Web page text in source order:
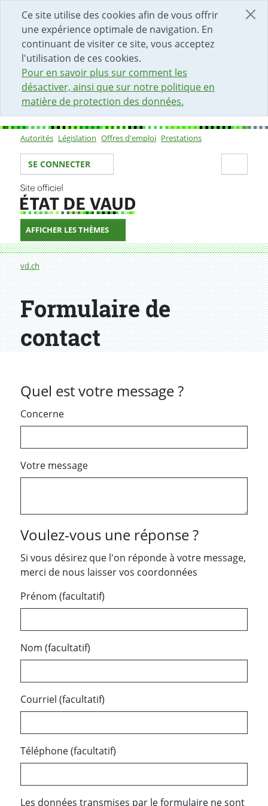
Ce site utilise des cookies afin de vous offrir
une expérience optimale de navigation. En
continuant de visiter ce site, vous acceptez
l'utilisation de ces cookies.
Pour en savoir plus sur comment les
désactiver, ainsi que sur notre politique en
matière de protection des données.
DÉBUT DU CONTENU DE LA PAGE
ACCÈS AU CHAMP DE RECHERCHE
PAGE D'ACCUEIL
FORMULAIRE DE CONTACT
Sous-navigation
Autorités Législation Offres d'emploi Prestations
Votre identité
SE CONNECTER
AFFICHER LES THÈMES
Fil d'Ariane
vd.ch
Formulaire de contact
Formulaire de
contact
Quel est votre message ?
Concerne
Votre message
Voulez-vous une réponse ?
Si vous désirez que l'on réponde à votre message,
merci de nous laisser vos coordonnées
Prénom (facultatif)
Nom (facultatif)
Courriel (facultatif)
Téléphone (facultatif)
Les données transmises par le formulaire ne sont